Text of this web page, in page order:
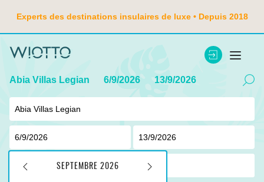
Experts des destinations insulaires de luxe • Depuis 2018
Abia Villas Legian 6/9/2026 13/9/2026
SEPTEMBRE 2026
adulte , 0enfant